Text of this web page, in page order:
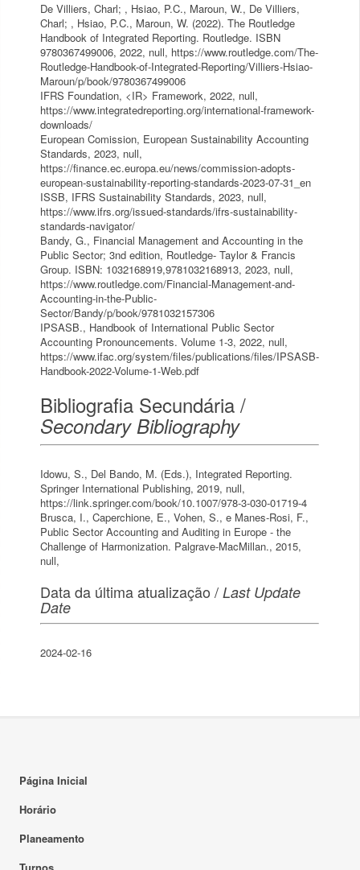
De Villiers, Charl; , Hsiao, P.C., Maroun, W., De Villiers,
Charl; , Hsiao, P.C., Maroun, W. (2022). The Routledge
Handbook of Integrated Reporting. Routledge. ISBN
9780367499006, 2022, null, https://www.routledge.com/The-
Routledge-Handbook-of-Integrated-Reporting/Villiers-Hsiao-
Maroun/p/book/9780367499006
IFRS Foundation, <IR> Framework, 2022, null,
https://www.integratedreporting.org/international-framework-
downloads/
European Comission, European Sustainability Accounting
Standards, 2023, null,
https://finance.ec.europa.eu/news/commission-adopts-
european-sustainability-reporting-standards-2023-07-31_en
ISSB, IFRS Sustainability Standards, 2023, null,
https://www.ifrs.org/issued-standards/ifrs-sustainability-
standards-navigator/
Bandy, G., Financial Management and Accounting in the
Public Sector; 3nd edition, Routledge- Taylor & Francis
Group. ISBN: 1032168919,9781032168913, 2023, null,
https://www.routledge.com/Financial-Management-and-
Accounting-in-the-Public-
Sector/Bandy/p/book/9781032157306
IPSASB., Handbook of International Public Sector
Accounting Pronouncements. Volume 1-3, 2022, null,
https://www.ifac.org/system/files/publications/files/IPSASB-
Handbook-2022-Volume-1-Web.pdf
Bibliografia Secundária /
Secondary Bibliography
Idowu, S., Del Bando, M. (Eds.), Integrated Reporting.
Springer International Publishing, 2019, null,
https://link.springer.com/book/10.1007/978-3-030-01719-4
Brusca, I., Caperchione, E., Vohen, S., e Manes-Rosi, F.,
Public Sector Accounting and Auditing in Europe - the
Challenge of Harmonization. Palgrave-MacMillan., 2015,
null,
Data da última atualização / Last Update
Date
2024-02-16
Página Inicial
Horário
Planeamento